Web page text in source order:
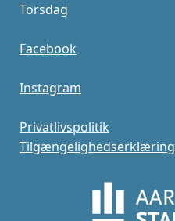
Torsdag
Facebook
Instagram
Privatlivspolitik
Tilgængelighedserklæring